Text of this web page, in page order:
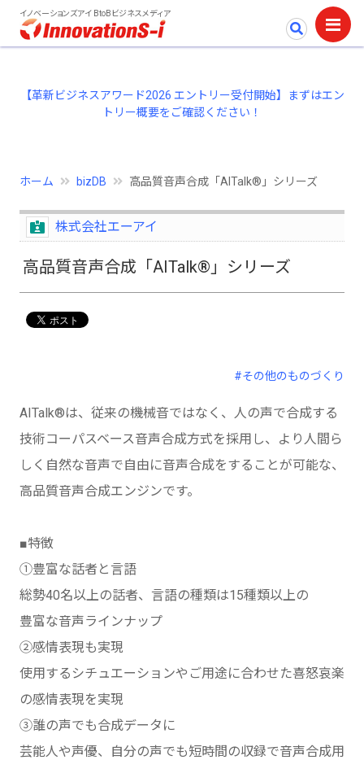
イノベーションズアイ BtoBビジネスメディア
【革新ビジネスアワード2026 エントリー受付開始】まずはエン
トリー概要をご確認ください！
ホーム bizDB 高品質音声合成「AITalk®」シリーズ
株式会社エーアイ
高品質音声合成「AITalk®」シリーズ
#その他のものづくり
AITalk®は、従来の機械音ではなく、人の声で合成する
技術コーパスベース音声合成方式を採用し、より人間ら
しく自然な音声で自由に音声合成をすることが可能な、
高品質音声合成エンジンです。
■特徴
①豊富な話者と言語
総勢40名以上の話者、言語の種類は15種類以上の
豊富な音声ラインナップ
②感情表現も実現
使用するシチュエーションやご用途に合わせた喜怒哀楽
の感情表現を実現
③誰の声でも合成データに
芸能人や声優、自分の声でも短時間の収録で音声合成用